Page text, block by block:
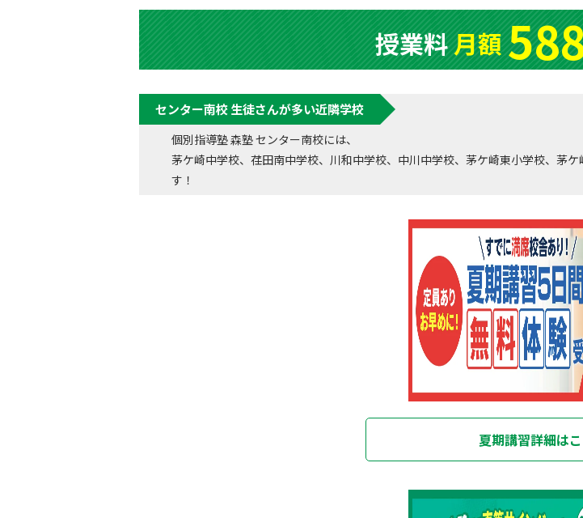
授業料月額
センター南校 生徒さんが多い近隣学校
個別指導塾 森塾 センター南校には、
茅ケ崎中学校、荏田南中学校、川和中学校、中川中学校、茅ケ崎東小学校、茅
す！
夏期講習詳細は